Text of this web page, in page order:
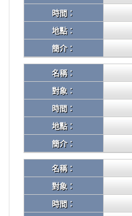
時間：
地點：
簡介：
名稱：
對象：
時間：
地點：
簡介：
名稱：
對象：
時間：